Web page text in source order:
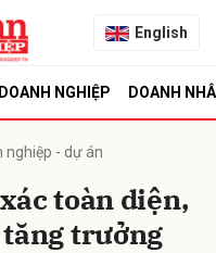
English
DOANH NGHIỆP DOANH
nghiệp - dự án
toàn diện,
trưởng